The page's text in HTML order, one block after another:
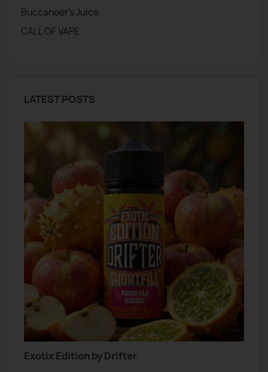
Buccaneer's Juice
CALL OF VAPE
LATEST POSTS
Exotix Edition by Drifter